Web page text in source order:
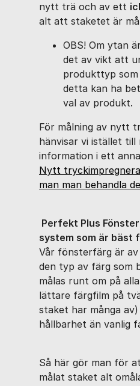
nytt trä och av ett
alt att staketet är
OBS! Om ytan
det av vikt att
produkttyp som
detta kan ha
val av produkt.
För målning av nytt
hänvisar vi istället
information i ett
Nytt
man man behandla
Perfekt Plus
system som är bäst
Vår fönsterfärg är
den typ av färg som
målas runt om på
lättare färgfilm på
staket har många
hållbarhet än vanlig
Så här gör man för
målat staket alt